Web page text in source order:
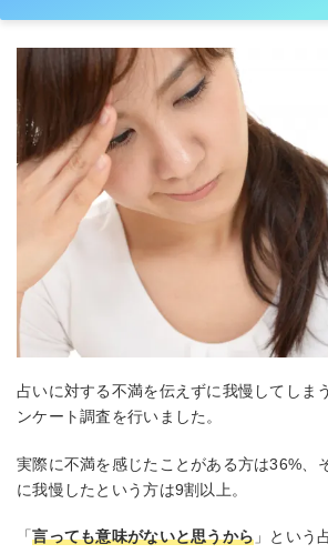
占いに対する不満を伝えずに我慢してしま
ンケート調査を行いました。
実際に不満を感じたことがある方は36%、
に我慢したという方は9割以上。
「言っても意味がないと思うから 」という